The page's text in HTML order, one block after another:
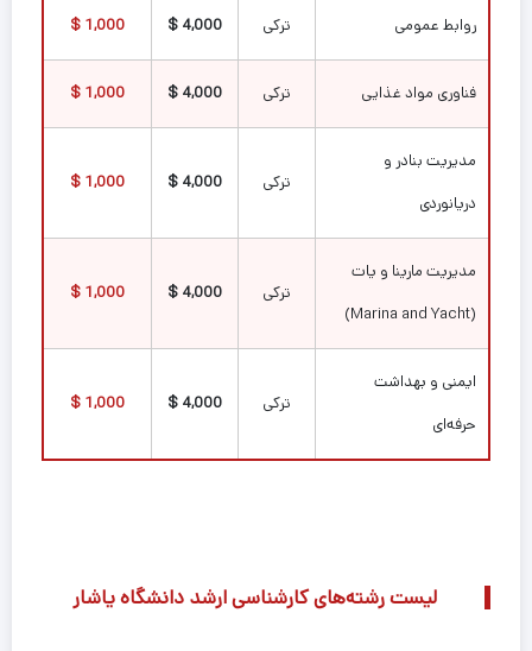
روابط عمومی ترکی 4,000 $
1,000 $
فناوری مواد غذایی ترکی 4,000 $
1,000 $
مدیریت بنادر و
دریانوردی
ترکی 4,000 $
1,000 $
مدیریت مارینا و یات
(Marina and Yacht)
ترکی 4,000 $
1,000 $
ایمنی و بهداشت
حرفه‌ای
ترکی 4,000 $
1,000 $
لیست رشته‌های کارشناسی ارشد دانشگاه یاشار